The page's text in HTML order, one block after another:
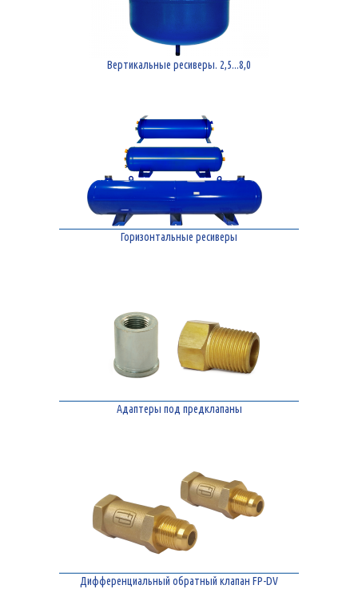
Вертикальные ресиверы. 2,5...8,0
Горизонтальные ресиверы
Адаптеры под предклапаны
Дифференциальный обратный клапан FP-DV